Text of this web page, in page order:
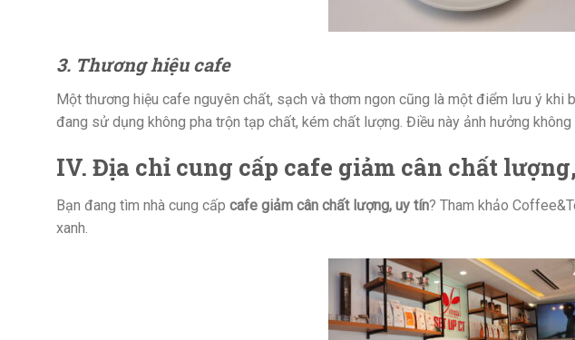
3. Thương hiệu cafe
Một thương hiệu cafe nguyên chất, sạch và thơm ngon cũng là một điểm lưu ý khi
đang sử dụng không pha trộn tạp chất, kém chất lượng. Điều này ảnh hưởng
IV. Địa chỉ cung cấp cafe giảm cân chất
Bạn đang tìm nhà cung cấp cafe giảm cân chất lượng, uy tín? Tham khảo
xanh.